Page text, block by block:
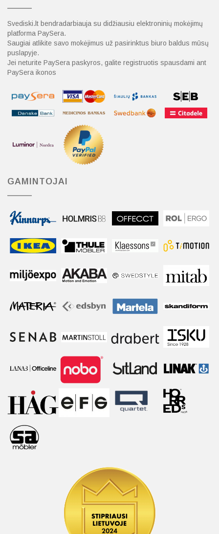
Svediski.lt bendradarbiauja su didžiausiu elektroninių mokėjimų
platforma PaySera.
Saugiai atlikite savo mokėjimus už pasirinktus biuro baldus mūsų
puslapyje.
Jei neturite PaySera paskyros, galite registruotis spausdami ant
PaySera ikonos
GAMINTOJAI